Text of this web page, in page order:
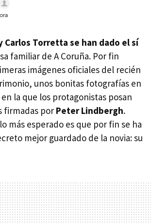
Carlos Torretta se han dado el sí
familiar de A Coruña. Por fin
imágenes oficiales del recién
unos bonitas fotografías en
la que los protagonistas posan
firmadas por Peter Lindbergh.
más esperado es que por fin se ha
mejor guardado de la novia: su